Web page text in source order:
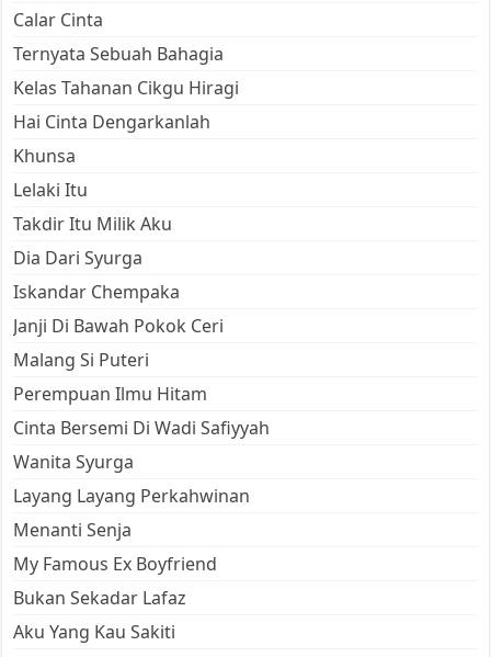
Calar Cinta
Ternyata Sebuah Bahagia
Kelas Tahanan Cikgu Hiragi
Hai Cinta Dengarkanlah
Khunsa
Lelaki Itu
Takdir Itu Milik Aku
Dia Dari Syurga
Iskandar Chempaka
Janji Di Bawah Pokok Ceri
Malang Si Puteri
Perempuan Ilmu Hitam
Cinta Bersemi Di Wadi Safiyyah
Wanita Syurga
Layang Layang Perkahwinan
Menanti Senja
My Famous Ex Boyfriend
Bukan Sekadar Lafaz
Aku Yang Kau Sakiti